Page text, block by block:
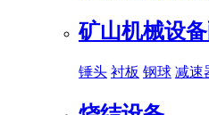
矿山机械设
锤头 衬板 钢球 减速